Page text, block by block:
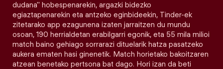
dudana" hobespenarekin, argazki bidezko
egiaztapenarekin eta antzeko eginbideekin, Tinder-ek
zitetarako app ezagunena izaten jarraitzen du mundu
osoan, 190 herrialdetan erabilgarri egonik, eta 55 mila milioi
match baino gehiago sorrarazi dituelarik hatza pasatzeko
aukera ematen hasi ginenetik. Match horietako bakoitzaren
atzean benetako pertsona bat dago. Hori izan da beti